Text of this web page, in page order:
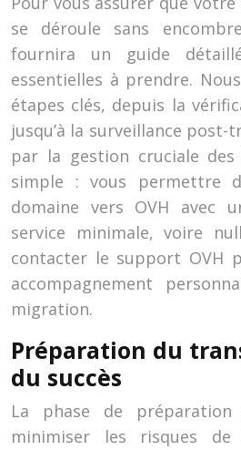
se déroule sans
fournira un guide
essentielles à prendre.
étapes clés, depuis la
jusqu’à la surveillance
par la gestion cruciale des
simple : vous permettre
domaine vers OVH avec
service minimale, voire
contacter le support OVH
accompagnement
migration.
Préparation du
du succès
La phase de
minimiser les risques